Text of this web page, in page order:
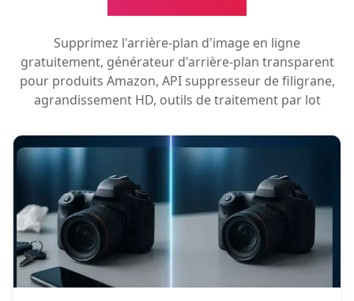
Supprimez l'arrière-plan d'image en ligne
gratuitement, générateur d'arrière-plan transparent
pour produits Amazon, API suppresseur de filigrane,
agrandissement HD, outils de traitement par lot